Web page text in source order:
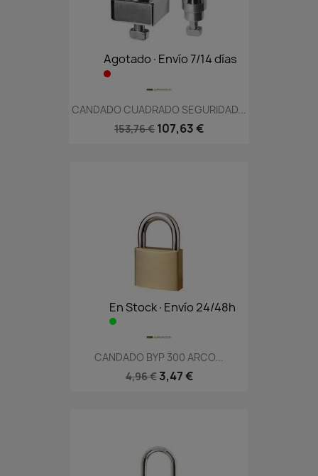
Agotado·Envío 7/14 días
CANDADO CUADRADO SEGURIDAD...
153,76 € 107,63 €
En Stock·Envío 24/48h
CANDADO BYP 300 ARCO...
4,96 € 3,47 €